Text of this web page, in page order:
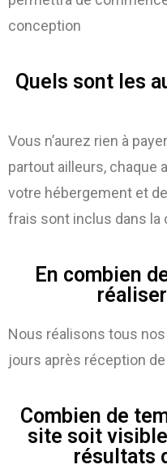
conception
Quels sont les
Vous n’aurez rien à
partout ailleurs, chaque
votre hébergement et
frais sont inclus dans la
En combien
Nous réalisons tous
jours après réception
Combien de
site soit
résultats